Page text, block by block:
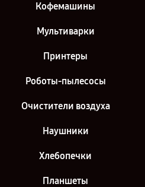
Кофемашины
Мультиварки
Принтеры
Роботы-пылесосы
Очистители воздуха
Наушники
Хлебопечки
Планшеты